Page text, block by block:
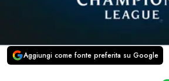
Aggiungi come fonte preferita su Google